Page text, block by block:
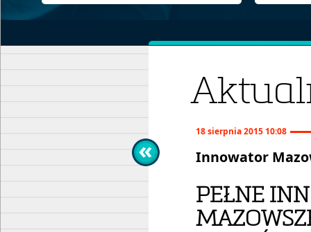
18 sierpnia 2015 10:08
Innowator
PEŁNE